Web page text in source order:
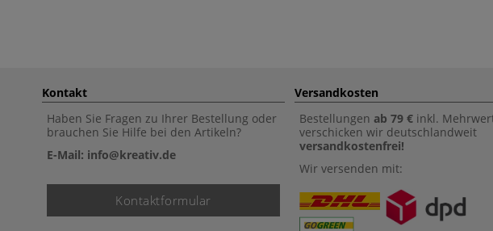
Kontakt
Haben Sie Fragen zu Ihrer Bestellung oder
brauchen Sie Hilfe bei den Artikeln?
E-Mail: info@kreativ.de
Kontaktformular
Versandkosten
Bestellungen ab 79 € inkl.
verschicken wir deutschlandweit
versandkostenfrei!
Wir versenden mit: